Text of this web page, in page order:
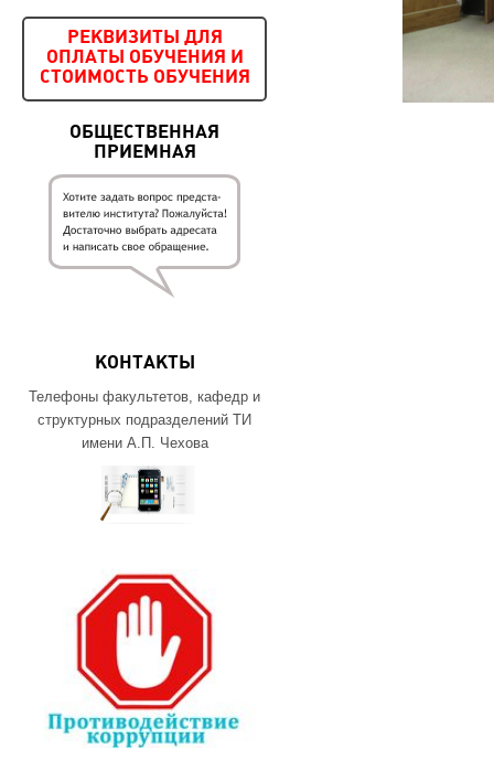
РЕКВИЗИТЫ ДЛЯ
ОПЛАТЫ ОБУЧЕНИЯ И
СТОИМОСТЬ ОБУЧЕНИЯ
ОБЩЕСТВЕННАЯ
ПРИЕМНАЯ
КОНТАКТЫ
Телефоны факультетов, кафедр и
структурных подразделений ТИ
имени А.П. Чехова